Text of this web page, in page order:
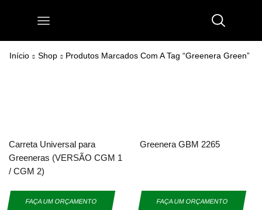
Início Shop Produtos Marcados Com A Tag “greenera Green”
Carreta Universal para
Greeneras (VERSÃO CGM 1
/ CGM 2)
FAÇA UM ORÇAMENTO
Greenera GBM 2265
FAÇA UM ORÇAMENTO